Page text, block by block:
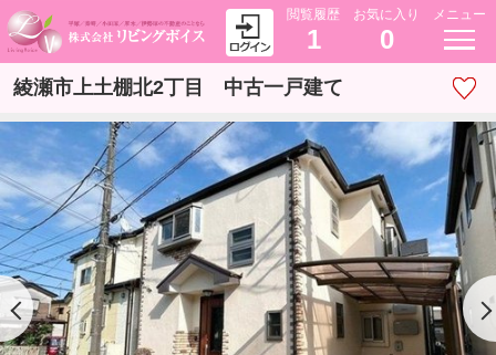
閲覧履歴
1
お気に入り
0
メニュー
綾瀬市上土棚北2丁目 中古一戸建て